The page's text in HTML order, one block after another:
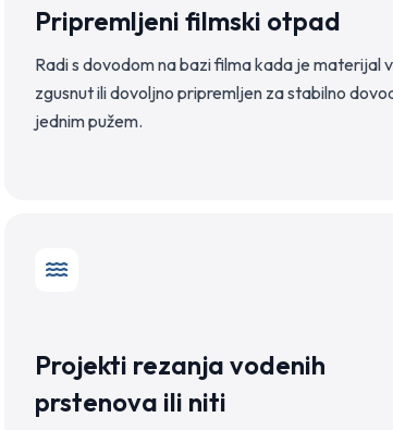
Pripremljeni filmski otpad
Radi s dovodom na bazi filma kada je materijal
zgusnut ili dovoljno pripremljen za stabilno
jednim pužem.
Projekti rezanja vodenih
prstenova ili niti